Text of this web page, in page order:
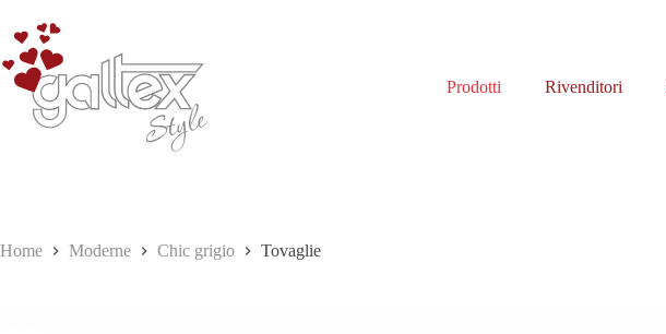
contenuto
Prodotti Rivenditori
Home Moderne Chic grigio Tovaglie